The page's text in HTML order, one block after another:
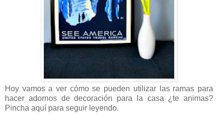
Hoy vamos a ver cómo se pueden utilizar las ramas para
hacer adornos de decoración para la casa ¿te animas?
Pincha aquí para seguir leyendo.